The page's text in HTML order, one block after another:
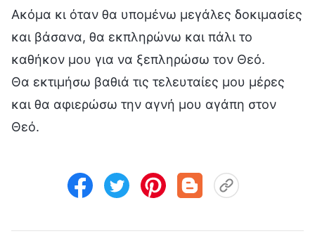
Ακόμα κι όταν θα υπομένω μεγάλες δοκιμασίες
και βάσανα, θα εκπληρώνω και πάλι το
καθήκον μου για να ξεπληρώσω τον Θεό.
Θα εκτιμήσω βαθιά τις τελευταίες μου μέρες
και θα αφιερώσω την αγνή μου αγάπη στον
Θεό.